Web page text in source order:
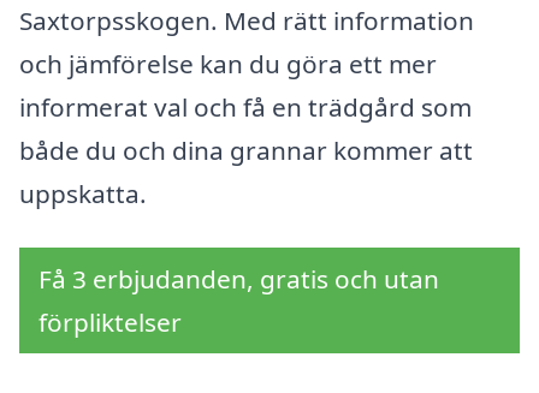
Saxtorpsskogen. Med rätt information
och jämförelse kan du göra ett mer
informerat val och få en trädgård som
både du och dina grannar kommer att
uppskatta.
Få 3 erbjudanden, gratis och utan
förpliktelser